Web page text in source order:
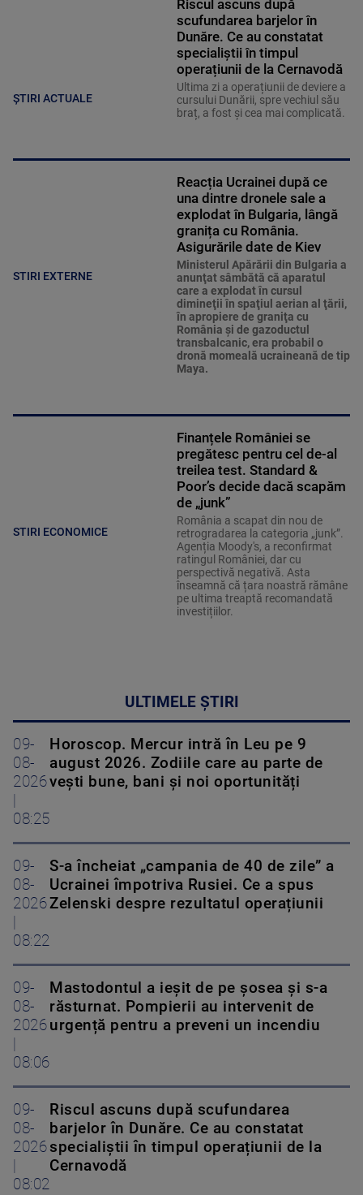
ȘTIRI ACTUALE
Riscul ascuns după
scufundarea barjelor în
Dunăre. Ce au constatat
specialiștii în timpul
operațiunii de la Cernavodă
Ultima zi a operațiunii de deviere a
cursului Dunării, spre vechiul său
braț, a fost și cea mai complicată.
STIRI EXTERNE
Reacția Ucrainei după ce
una dintre dronele sale a
explodat în Bulgaria, lângă
granița cu România.
Asigurările date de Kiev
Ministerul Apărării din Bulgaria a
anunţat sâmbătă că aparatul
care a explodat în cursul
dimineţii în spaţiul aerian al ţării,
în apropiere de graniţa cu
România şi de gazoductul
transbalcanic, era probabil o
dronă momeală ucraineană de tip
Maya.
STIRI ECONOMICE
Finanțele României se
pregătesc pentru cel de-al
treilea test. Standard &
Poor’s decide dacă scapăm
de „junk”
România a scapat din nou de
retrogradarea la categoria „junk”.
Agenția Moody's, a reconfirmat
ratingul României, dar cu
perspectivă negativă. Asta
înseamnă că țara noastră rămâne
pe ultima treaptă recomandată
investițiilor.
ULTIMELE ȘTIRI
09-
08-
2026
08:25
Horoscop. Mercur intră în Leu pe 9
august 2026. Zodiile care au parte de
vești bune, bani și noi oportunități
09-
08-
2026
08:22
S-a încheiat „campania de 40 de zile” a
Ucrainei împotriva Rusiei. Ce a spus
Zelenski despre rezultatul operațiunii
09-
08-
2026
08:06
Mastodontul a ieșit de pe șosea și s-a
răsturnat. Pompierii au intervenit de
urgență pentru a preveni un incendiu
09-
08-
2026
08:02
Riscul ascuns după scufundarea
barjelor în Dunăre. Ce au constatat
specialiștii în timpul operațiunii de la
Cernavodă